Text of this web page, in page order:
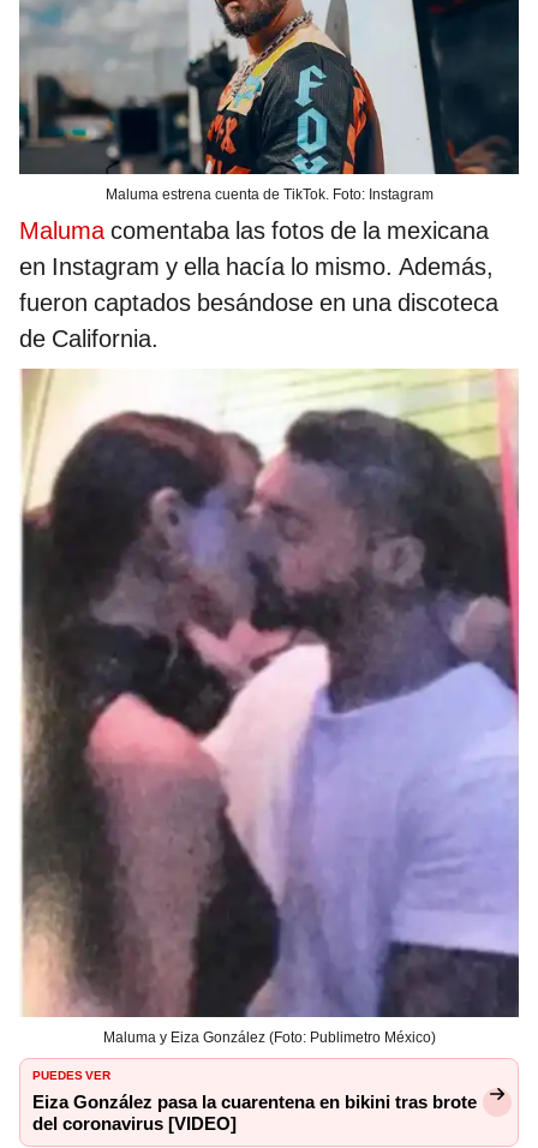
Maluma estrena cuenta de TikTok. Foto: Instagram
Maluma comentaba las fotos de la mexicana
en Instagram y ella hacía lo mismo. Además,
fueron captados besándose en una discoteca
de California.
Maluma y Eiza González (Foto: Publimetro México)
PUEDES VER
Eiza González pasa la cuarentena en bikini tras brote
del coronavirus [VIDEO]